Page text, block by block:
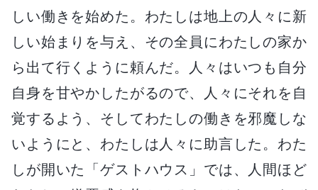
しい働きを始めた。わたしは地上の人々に新
しい始まりを与え、その全員にわたしの家か
ら出て行くように頼んだ。人々はいつも自分
自身を甘やかしたがるので、人々にそれを自
覚するよう、そしてわたしの働きを邪魔しな
いようにと、わたしは人々に助言した。わた
しが開いた「ゲストハウス」では、人間ほど